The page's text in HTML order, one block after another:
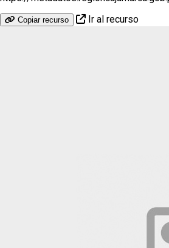
Copiar recurso Ir al recurso